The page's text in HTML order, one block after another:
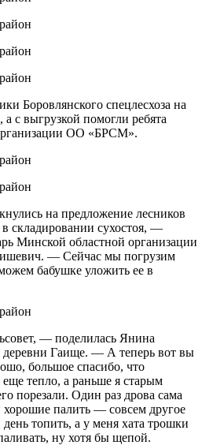
Боровлянского спецлесхоза на
а с выгрузкой помогли ребята
ОО «БРСМ».
на предложение лесников
складировании сухостоя, —
Минской областной организации
— Сейчас мы погрузим
бабушке уложить ее в
— поделилась Янина
деревни Гаище. — А теперь вот вы
большое спасибо, что
тепло, а раньше я старым
порезали. Один раз дрова сама
хорошие палить — совсем другое
топить, а у меня хата трошки
ну хотя бы щепой.